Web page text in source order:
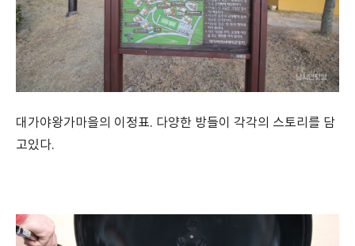
대가야왕가마을의 이정표. 다양한 방들이 각각의 스토리를 담
고있다.